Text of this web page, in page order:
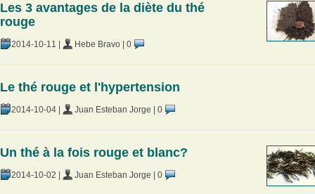
Les 3 avantages de la diète du thé
rouge
2014-10-11 Hebe Bravo 0
Le thé rouge et l'hypertension
2014-10-04 Juan Esteban Jorge 0
Un thé à la fois rouge et blanc?
2014-10-02 Juan Esteban Jorge 0